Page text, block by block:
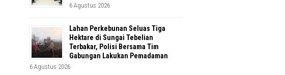
6 Agustus 2026
Lahan Perkebunan Seluas Tiga
Hektare di Sungai Tebelian
Terbakar, Polisi Bersama Tim
Gabungan Lakukan Pemadaman
6 Agustus 2026